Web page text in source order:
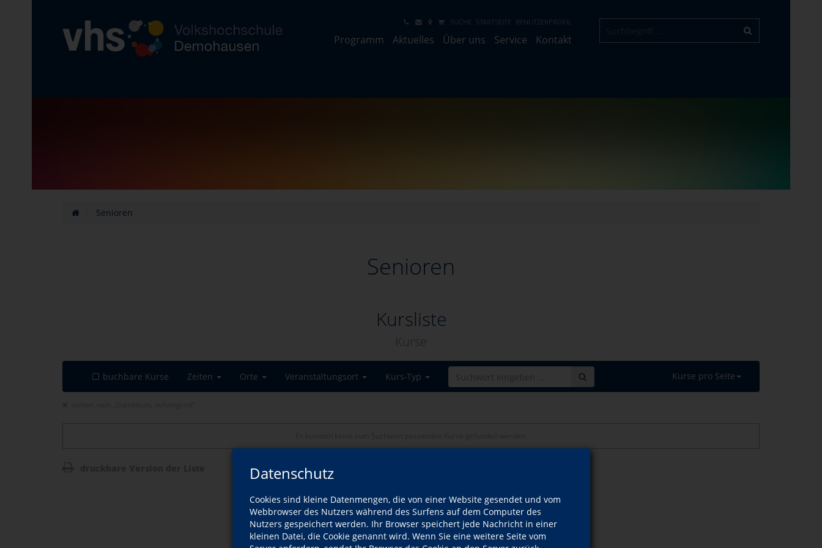
Datenschutz
Cookies sind kleine Datenmengen, die von einer Website gesendet und vom
Webbrowser des Nutzers während des Surfens auf dem Computer des
Nutzers gespeichert werden. Ihr Browser speichert jede Nachricht in einer
kleinen Datei, die Cookie genannt wird. Wenn Sie eine weitere Seite vom
SUCHE STARTSEITE BENUTZERPROFIL
Programm Aktuelles Über uns Service Kontakt
Senioren
Senioren
Kursliste
Kurse
buchbare Kurse Zeiten Orte Veranstaltungsort Kurs-Typ Kurse pro Seite